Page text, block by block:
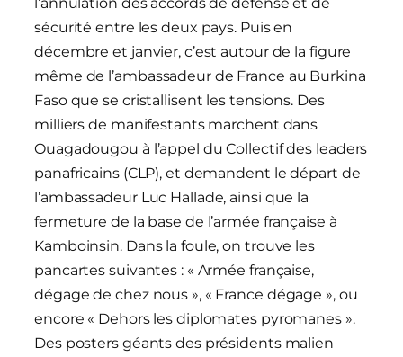
sécurité entre les deux pays. Puis en
décembre et janvier, c’est autour de la figure
même de l’ambassadeur de France au Burkina
Faso que se cristallisent les tensions. Des
milliers de manifestants marchent dans
Ouagadougou à l’appel du Collectif des leaders
panafricains (CLP), et demandent le départ de
l’ambassadeur Luc Hallade, ainsi que la
fermeture de la base de l’armée française à
Kamboinsin. Dans la foule, on trouve les
pancartes suivantes : « Armée française,
dégage de chez nous », « France dégage », ou
encore « Dehors les diplomates pyromanes ».
Des posters géants des présidents malien